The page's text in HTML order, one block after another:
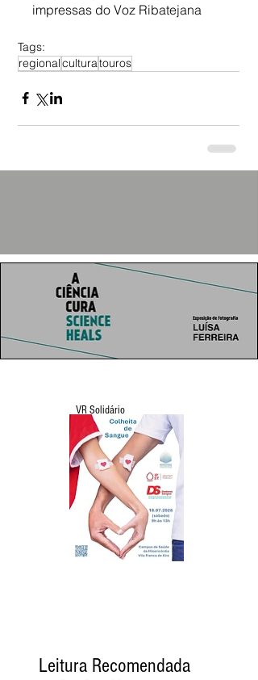
impressas do Voz Ribatejana
Tags:
regionalculturatouros
VR Solidário
Leitura Recomendada